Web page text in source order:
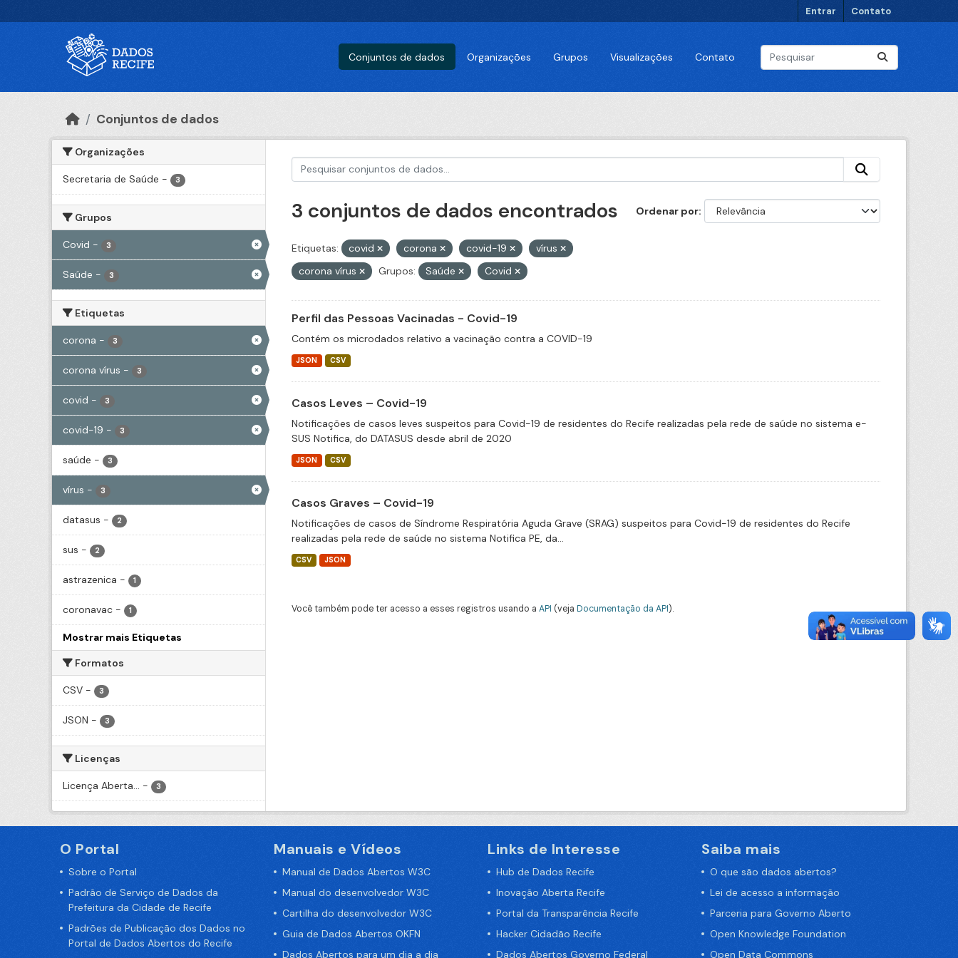
Entrar Contato
Conjuntos de dados Organizações Grupos Visualizações Contato
Conjuntos de dados
Organizações
Secretaria de Saúde - 3
Grupos
Covid - 3
Saúde - 3
Etiquetas
corona - 3
corona vírus - 3
covid - 3
covid-19 - 3
saúde - 3
vírus - 3
datasus - 2
sus - 2
astrazenica - 1
coronavac - 1
Mostrar mais Etiquetas
Formatos
CSV - 3
JSON - 3
Licenças
Licença Aberta... - 3
Ordenar por
3 conjuntos de dados encontrados
Etiquetas: covid corona covid-19
vírus
corona vírus
Grupos: Saúde Covid
Perfil das Pessoas Vacinadas - Covid-19
Contém os microdados relativo a vacinação contra a COVID-19
JSON CSV
Casos Leves – Covid-19
Notificações de casos leves suspeitos para Covid-19 de residentes do Recife realizadas pela rede de saúde no sistema e-
SUS Notifica, do DATASUS desde abril de 2020
JSON CSV
Casos Graves – Covid-19
Notificações de casos de Síndrome Respiratória Aguda Grave (SRAG) suspeitos para Covid-19 de residentes do Recife
realizadas pela rede de saúde no sistema Notifica PE, da...
CSV JSON
Você também pode ter acesso a esses registros usando a API (veja Documentação da API).
O Portal
Sobre o Portal
Padrão de Serviço de Dados da
Prefeitura da Cidade de Recife
Padrões de Publicação dos Dados no
Portal de Dados Abertos do Recife
Manuais e Vídeos
Manual de Dados Abertos W3C
Manual do desenvolvedor W3C
Cartilha do desenvolvedor W3C
Guia de Dados Abertos OKFN
Dados Abertos para um dia a dia
Links de Interesse
Hub de Dados Recife
Inovação Aberta Recife
Portal da Transparência Recife
Hacker Cidadão Recife
Dados Abertos Governo Federal
Saiba mais
O que são dados abertos?
Lei de acesso a informação
Parceria para Governo Aberto
Open Knowledge Foundation
Open Data Commons